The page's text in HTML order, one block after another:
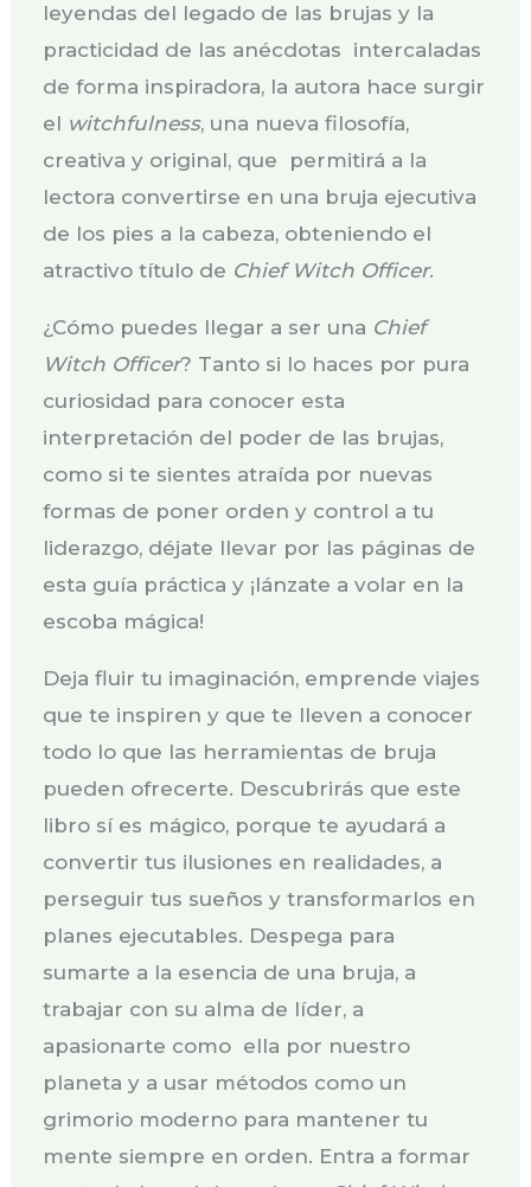
leyendas del legado de las brujas y la
practicidad de las anécdotas intercaladas
de forma inspiradora, la autora hace surgir
el witchfulness, una nueva filosofía,
creativa y original, que permitirá a la
lectora convertirse en una bruja ejecutiva
de los pies a la cabeza, obteniendo el
atractivo título de Chief Witch Officer.
¿Cómo puedes llegar a ser una Chief
Witch Officer? Tanto si lo haces por pura
curiosidad para conocer esta
interpretación del poder de las brujas,
como si te sientes atraída por nuevas
formas de poner orden y control a tu
liderazgo, déjate llevar por las páginas de
esta guía práctica y ¡lánzate a volar en la
escoba mágica!
Deja fluir tu imaginación, emprende viajes
que te inspiren y que te lleven a conocer
todo lo que las herramientas de bruja
pueden ofrecerte. Descubrirás que este
libro sí es mágico, porque te ayudará a
convertir tus ilusiones en realidades, a
perseguir tus sueños y transformarlos en
planes ejecutables. Despega para
sumarte a la esencia de una bruja, a
trabajar con su alma de líder, a
apasionarte como ella por nuestro
planeta y a usar métodos como un
grimorio moderno para mantener tu
mente siempre en orden. Entra a formar